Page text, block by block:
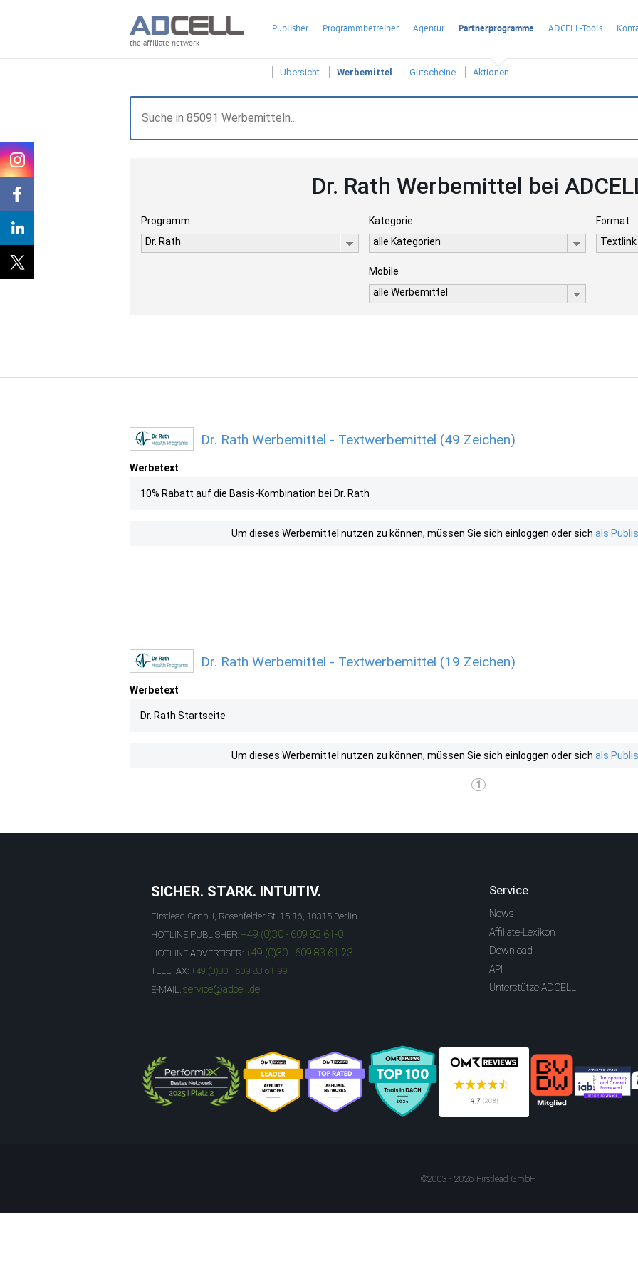
the affiliate network
Publisher Programmbetreiber Agentur Partnerprogramme ADCELL-Tools
Übersicht Werbemittel Gutscheine Aktionen
Dr. Rath Werbemittel bei
Programm
Dr. Rath
Kategorie
alle Kategorien
Format
Textlink
Mobile
alle Werbemittel
Dr. Rath Werbemittel - Textwerbemittel (49 Zeichen)
Werbetext
10% Rabatt auf die Basis-Kombination bei Dr. Rath
Um dieses Werbemittel nutzen zu können, müssen Sie sich einloggen oder sich als
Dr. Rath Werbemittel - Textwerbemittel (19 Zeichen)
Werbetext
Dr. Rath Startseite
Um dieses Werbemittel nutzen zu können, müssen Sie sich einloggen oder sich als
1
SICHER. STARK. INTUITIV.
Firstlead GmbH, Rosenfelder St. 15-16, 10315 Berlin
HOTLINE PUBLISHER: +49 (0)30 - 609 83 61-0
HOTLINE ADVERTISER: +49 (0)30 - 609 83 61-23
TELEFAX: +49 (0)30 - 609 83 61-99
E-MAIL: service@adcell.de
Service
News
Affiliate-Lexikon
Download
API
Unterstütze ADCELL
©2003 - 2026 Firstlead GmbH